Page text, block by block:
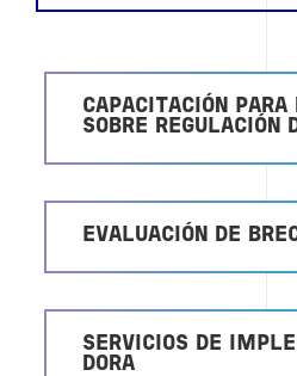
CAPACITACIÓN PARA
SOBRE REGULACIÓN
EVALUACIÓN DE
SERVICIOS DE
DORA